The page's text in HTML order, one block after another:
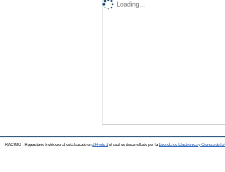
Loading...
RACIMO - Repositorio Institucional está basado en EPrints 3el cual es desarrollado por la Escuela de Electrónica y Ciencia de la